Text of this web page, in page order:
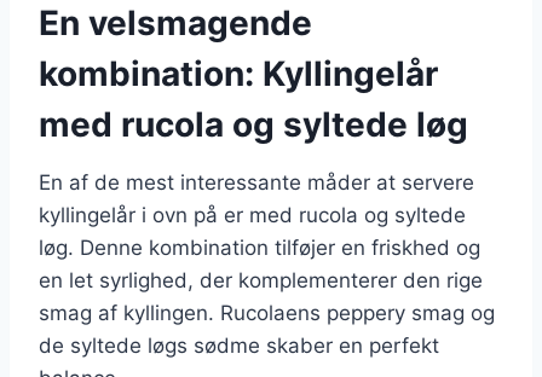
En velsmagende
kombination: Kyllingelår
med rucola og syltede løg
En af de mest interessante måder at servere
kyllingelår i ovn på er med rucola og syltede
løg. Denne kombination tilføjer en friskhed og
en let syrlighed, der komplementerer den rige
smag af kyllingen. Rucolaens peppery smag og
de syltede løgs sødme skaber en perfekt